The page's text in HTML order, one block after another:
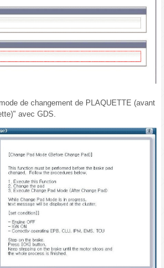
de changement de PLAQUETTE (avant
avec GDS.